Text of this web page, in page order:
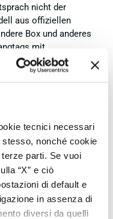
tecnici necessari
nonché cookie
parti. Se vuoi
“X” e ciò
di default e
in assenza di
diversi da quelli
nicht der
aus offiziellen
Box und anderes
mit
selbst ist in neuem
auf. Dennoch
den Händler aufgrund
hoffe
mehr Wert auf
gelegt wird.